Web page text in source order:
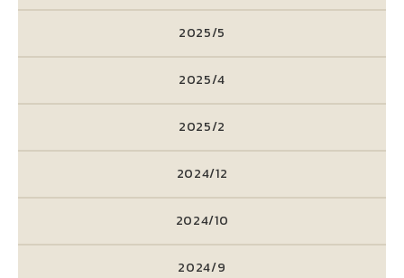
2025/5
2025/4
2025/2
2024/12
2024/10
2024/9